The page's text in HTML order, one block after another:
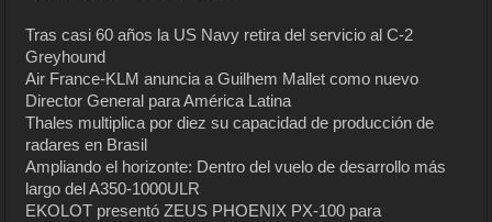
Tras casi 60 años la US Navy retira del servicio al C-2
Greyhound
Air France-KLM anuncia a Guilhem Mallet como nuevo
Director General para América Latina
Thales multiplica por diez su capacidad de producción de
radares en Brasil
Ampliando el horizonte: Dentro del vuelo de desarrollo más
largo del A350-1000ULR
EKOLOT presentó ZEUS PHOENIX PX-100 para